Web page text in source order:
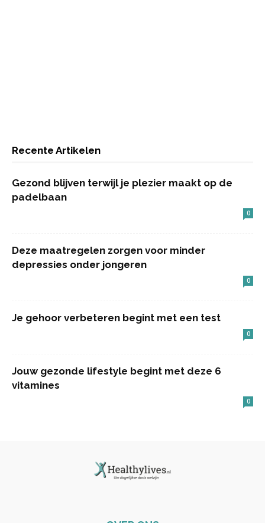
Recente Artikelen
Gezond blijven terwijl je plezier maakt op de
padelbaan
0
Deze maatregelen zorgen voor minder
depressies onder jongeren
0
Je gehoor verbeteren begint met een test
0
Jouw gezonde lifestyle begint met deze 6
vitamines
0